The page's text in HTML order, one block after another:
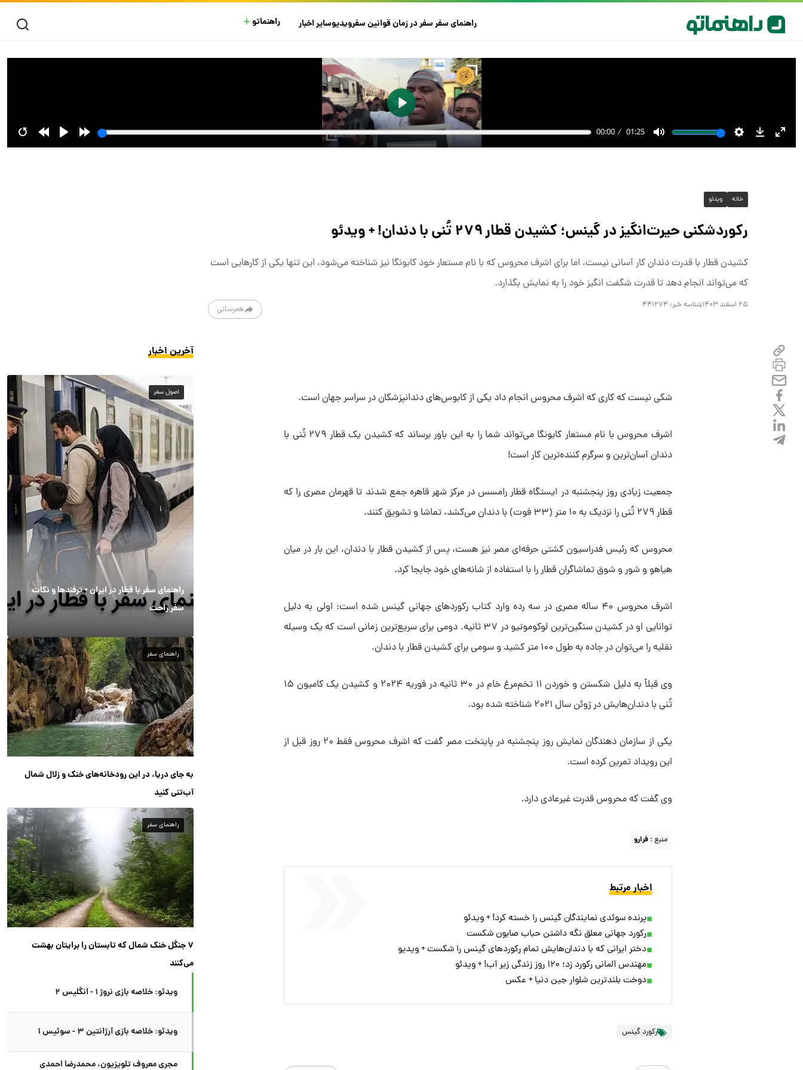
راهنمای سفرسفر در زمانقوانین سفرویدیوسایراخبار راهنماتو
خانه ویدئو
رکوردشکنی حیرت‌انگیز در گینس؛ کشیدن قطار ۲۷۹ تُنی با دندان! + ویدئو
کشیدن قطار با قدرت دندان کار آسانی نیست، اما برای اشرف محروس که با نام مستعار خود کابونگا نیز شناخته می‌شود، این تنها یکی از کار‌هایی است
که می‌تواند انجام دهد تا قدرت شگفت انگیز خود را به نمایش بگذارد.
۲۵ اسفند ۱۴۰۳ شناسه خبر: ۴۴۱۲۷۴ همرسانی
شکی نیست که کاری که اشرف محروس انجام داد یکی از کابوس‌های دندانپزشکان در سراسر جهان است.
اشرف محروس با نام مستعار کابونگا می‌تواند شما را به این باور برساند که کشیدن یک قطار ۲۷۹ تُنی با
دندان آسان‌ترین و سرگرم کننده‌ترین کار است!
جمعیت زیادی روز پنجشنبه در ایستگاه قطار رامسس در مرکز شهر قاهره جمع شدند تا قهرمان مصری را که
قطار ۲۷۹ تُنی را نزدیک به ۱۰ متر (۳۳ فوت) با دندان می‌کشد، تماشا و تشویق کنند.
محروس که رئیس فدراسیون کشتی حرفه‌ای مصر نیز هست، پس از کشیدن قطار با دندان، این بار در میان
هیاهو و شور و شوق تماشاگران قطار را با استفاده از شانه‌های خود جابجا کرد.
اشرف محروس ۴۰ ساله مصری در سه رده وارد کتاب رکورد‌های جهانی گینس شده است: اولی به دلیل
توانایی او در کشیدن سنگین‌ترین لوکوموتیو در ۳۷ ثانیه. دومی برای سریع‌ترین زمانی است که یک وسیله
نقلیه را می‌توان در جاده به طول ۱۰۰ متر کشید و سومی برای کشیدن قطار با دندان.
وی قبلاً به دلیل شکستن و خوردن ۱۱ تخم‌مرغ خام در ۳۰ ثانیه در فوریه ۲۰۲۴ و کشیدن یک کامیون ۱۵
تُنی با دندان‌هایش در ژوئن سال ۲۰۲۱ شناخته شده بود.
یکی از سازمان دهندگان نمایش روز پنجشنبه در پایتخت مصر گفت که اشرف محروس فقط ۲۰ روز قبل از
این رویداد تمرین کرده است.
وی گفت که محروس قدرت غیرعادی دارد.
منبع : فرارو
اخبار مرتبط
پرنده سوئدی نمایندگان گینس را خسته کرد! + ویدئو
رکورد جهانی معلق نگه داشتن حباب صابون شکست
دختر ایرانی که با دندان‌هایش تمام رکوردهای گینس را شکست + ویدیو
مهندس آلمانی رکورد زد؛ ۱۲۰ روز زندگی زیر آب! + ویدئو
دوخت بلندترین شلوار جین دنیا + عکس
رکورد گینس
آخرین اخبار
اصول سفر
راهنمای سفر با قطار در ایران + ترفندها و نکات
سفر راحت
راهنمای سفر
به جای دریا، در این رودخانه‌های خنک و زلال شمال
آب‌تنی کنید
راهنمای سفر
۷ جنگل خنک شمال که تابستان را برایتان بهشت
می‌کنند
ویدئو: خلاصه بازی نروژ ۱ - انگلیس ۲
ویدئو: خلاصه بازی آرژانتین ۳ - سوئیس ۱
مجری معروف تلویزیون، محمدرضا احمدی